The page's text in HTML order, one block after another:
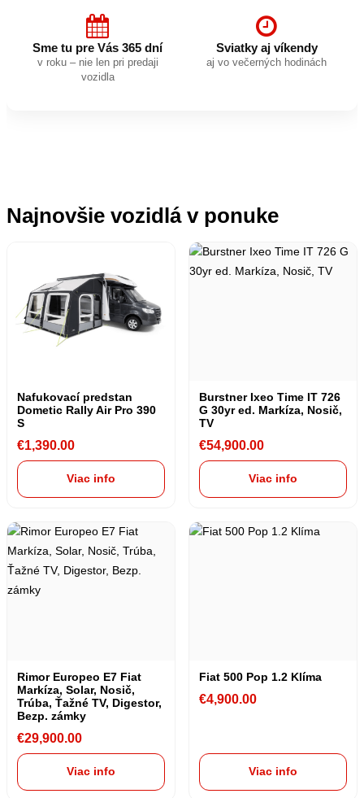
Sme tu pre Vás 365 dní
v roku – nie len pri predaji
vozidla
Sviatky aj víkendy
aj vo večerných hodinách
Najnovšie vozidlá v ponuke
Nafukovací predstan
Dometic Rally Air Pro 390
S
€1,390.00
Viac info
Burstner Ixeo Time IT 726
G 30yr ed. Markíza, Nosič,
TV
€54,900.00
Viac info
Rimor Europeo E7 Fiat
Markíza, Solar, Nosič,
Trúba, Ťažné TV, Digestor,
Bezp. zámky
€29,900.00
Viac info
Fiat 500 Pop 1.2 Klíma
€4,900.00
Viac info